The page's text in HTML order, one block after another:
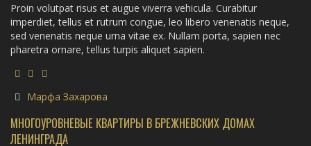
Proin volutpat risus et augue viverra vehicula. Curabitur
imperdiet, tellus et rutrum congue, leo libero venenatis neque,
sed venenatis neque urna vitae ex. Nullam porta, sapien nec
pharetra ornare, tellus turpis aliquet sapien.
Марфа Захарова
МНОГОУРОВНЕВЫЕ КВАРТИРЫ В БРЕЖНЕВСКИХ ДОМАХ
ЛЕНИНГРАДА